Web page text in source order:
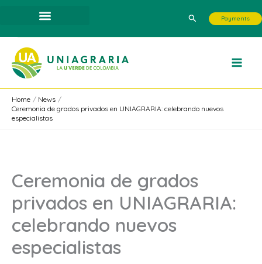
content
Search Payments
Home
News
Ceremonia de grados privados en UNIAGRARIA: celebrando nuevos
especialistas
Ceremonia de grados
privados en UNIAGRARIA:
celebrando nuevos
especialistas